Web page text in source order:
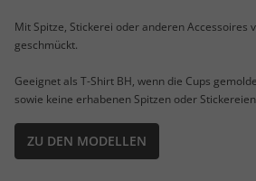
Mit Spitze, Stickerei oder anderen Accessoires
geschmückt.
Geeignet als T-Shirt BH, wenn die Cups
sowie keine erhabenen Spitzen oder
ZU DEN MODELLEN